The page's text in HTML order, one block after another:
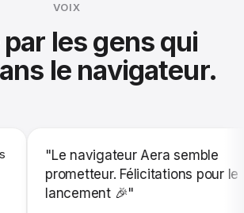
VOIX
les gens qui
le navigateur.
"Le navigateur Aera semble
prometteur. Félicitations pour le
lancement 🎉"